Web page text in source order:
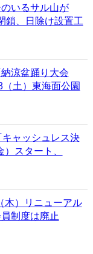
いるサル山が
鎖、日除け設置工
涼盆踊り大会
（土）東海面公園
キャッシュレス決
スタート、
木）リニューアル
制度は廃止